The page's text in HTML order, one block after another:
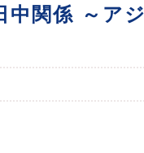
中関係 ～ア